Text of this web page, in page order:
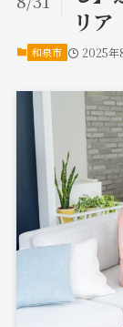
リア
和泉市 2025年